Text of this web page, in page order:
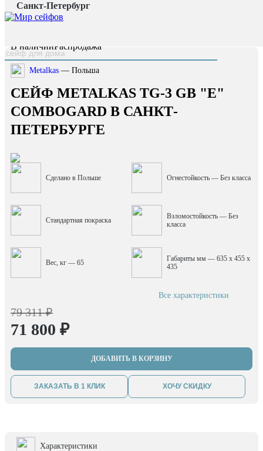
Санкт-Петербург
Главная страница /
Каталог /
В наличииРаспродажа
Metalkas — Польша
СЕЙФ METALKAS TG-3 GB "E"
COMBOGARD В САНКТ-
ПЕТЕРБУРГЕ
Сделано в Польше Огнестойкость — Без класса
Стандартная покраска
Взломостойкость — Без
класса
Вес, кг — 65
Габариты мм — 635 x 455 x
435
Все характеристики
79 311 ₽
71 800 ₽
ДОБАВИТЬ В КОРЗИНУ
ЗАКАЗАТЬ В 1 КЛИК ХОЧУ СКИДКУ
Характеристики